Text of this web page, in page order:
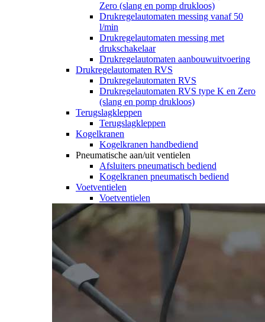
Zero (slang en pomp drukloos)
Drukregelautomaten messing vanaf 50
l/min
Drukregelautomaten messing met
drukschakelaar
Drukregelautomaten aanbouwuitvoering
Drukregelautomaten RVS
Drukregelautomaten RVS
Drukregelautomaten RVS type K en Zero
(slang en pomp drukloos)
Terugslagkleppen
Terugslagkleppen
Kogelkranen
Kogelkranen handbediend
Pneumatische aan/uit ventielen
Afsluiters pneumatisch bediend
Kogelkranen pneumatisch bediend
Voetventielen
Voetventielen